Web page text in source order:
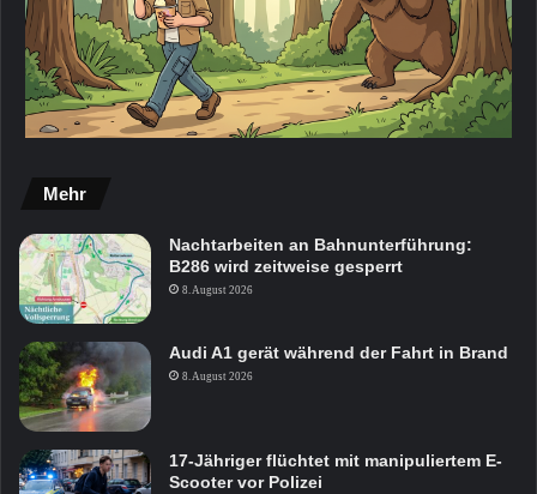
Mehr
Nachtarbeiten an Bahnunterführung:
B286 wird zeitweise gesperrt
8. August 2026
Audi A1 gerät während der Fahrt in Brand
8. August 2026
17-Jähriger flüchtet mit manipuliertem E-
Scooter vor Polizei